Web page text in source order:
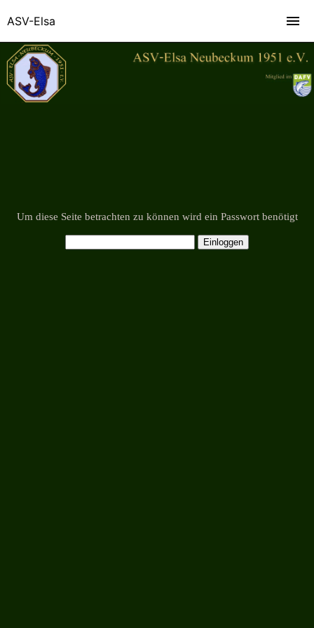
Um diese Seite betrachten zu können wird ein Passwort benötigt
ASV-Elsa